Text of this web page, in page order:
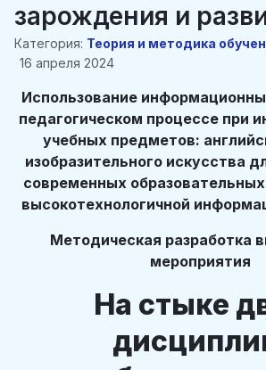
зарождения и
Категория: Теория и методика
16 апреля 2024
Использование
педагогическом процессе при
учебных предметов:
изобразительного искусства
современных образовательных
высокотехнологичной
Методическая разработка
мероприятия
На стыке